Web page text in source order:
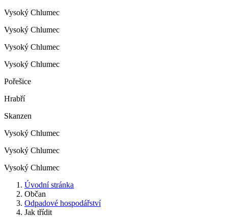
Vysoký Chlumec
Vysoký Chlumec
Vysoký Chlumec
Vysoký Chlumec
Pořešice
Hrabří
Skanzen
Vysoký Chlumec
Vysoký Chlumec
Vysoký Chlumec
Úvodní stránka
Občan
Odpadové hospodářství
Jak třídit